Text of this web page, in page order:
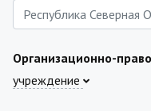
Организационно-
учреждение